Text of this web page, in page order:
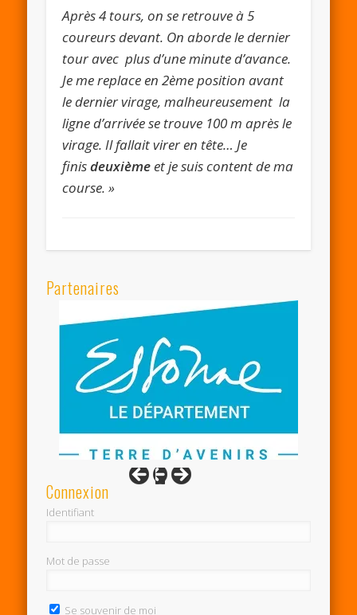
Après 4 tours, on se retrouve à 5
coureurs devant. On aborde le dernier
tour avec plus d’une minute d’avance.
Je me replace en 2ème position avant
le dernier virage, malheureusement la
ligne d’arrivée se trouve 100 m après le
virage. Il fallait virer en tête… Je
finisdeuxièmeet je suis content de ma
course. »
Partenaires
Connexion
Identifiant
Mot de passe
Se souvenir de moi